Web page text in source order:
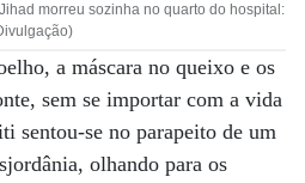
morreu sozinha no quarto do hospital:
a máscara no queixo e os
sem se importar com a vida
sentou-se no parapeito de um
olhando para os